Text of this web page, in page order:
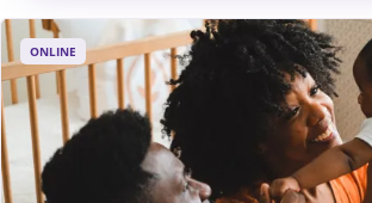
ONLINE